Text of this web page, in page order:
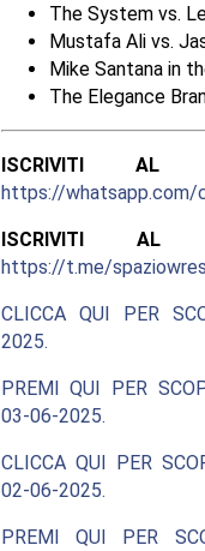
The System vs.
Mustafa Ali vs.
Mike Santana in
The Elegance
ISCRIVITI AL
https://whatsapp.com/
ISCRIVITI AL
https://t.me/
CLICCA QUI PER
2025.
PREMI QUI PER
03-06-2025.
CLICCA QUI PER
02-06-2025.
PREMI QUI PER